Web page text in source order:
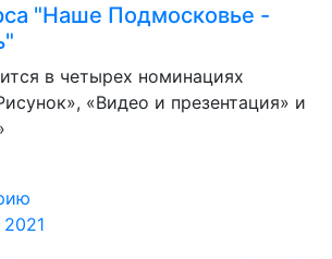
"Наше Подмосковье -
в четырех номинациях
«Видео и презентация» и